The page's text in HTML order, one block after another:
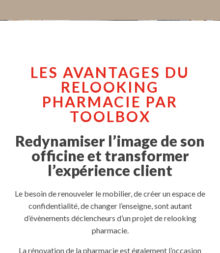
LES AVANTAGES DU
RELOOKING
PHARMACIE PAR
TOOLBOX
Redynamiser l’image de son
officine et transformer
l’expérience client
Le besoin de renouveler le mobilier, de créer un espace de
confidentialité, de changer l’enseigne, sont autant
d’évènements déclencheurs d’un projet de relooking
pharmacie.
La rénovation de la pharmacie est également l’occasion